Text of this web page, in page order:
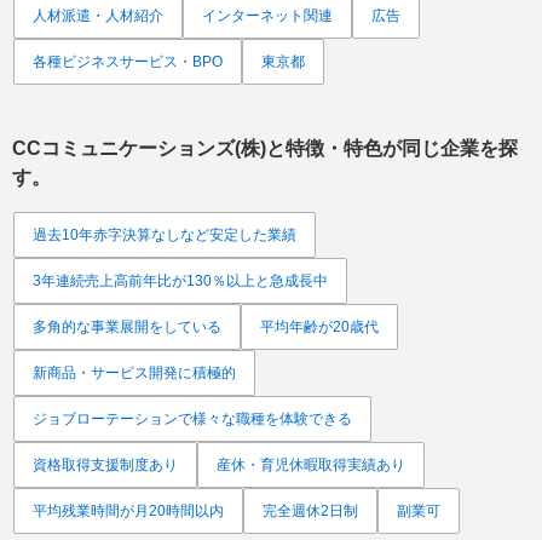
人材派遣・人材紹介 インターネット関連 広告
各種ビジネスサービス・BPO 東京都
CCコミュニケーションズ(株)と特徴・特色が同じ企業を探
す。
過去10年赤字決算なしなど安定した業績
3年連続売上高前年比が130％以上と急成長中
多角的な事業展開をしている 平均年齢が20歳代
新商品・サービス開発に積極的
ジョブローテーションで様々な職種を体験できる
資格取得支援制度あり 産休・育児休暇取得実績あり
平均残業時間が月20時間以内 完全週休2日制 副業可